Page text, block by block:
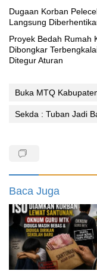
‎Dugaan Korban
Langsung
Proyek Bedah Rumah
Dibongkar
Ditegur Aturan
Buka MTQ
Sekda : Tuban Jadi
Baca Juga